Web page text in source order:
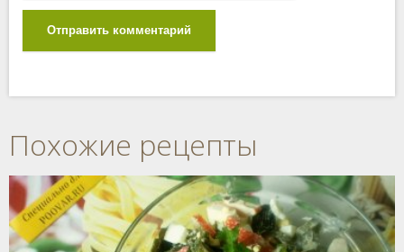
Отправить комментарий
Похожие рецепты